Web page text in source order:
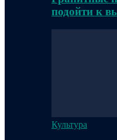
подойти к
Культура